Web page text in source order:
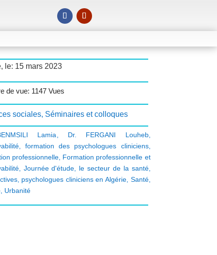
le: 15 mars 2023
de vue: 1147 Vues
sociales, Séminaires et colloques
Lamia, Dr. FERGANI Louheb,
, formation des psychologues cliniciens,
professionnelle, Formation professionnelle et
, Journée d'étude, le secteur de la santé,
, psychologues cliniciens en Algérie, Santé,
, Urbanité